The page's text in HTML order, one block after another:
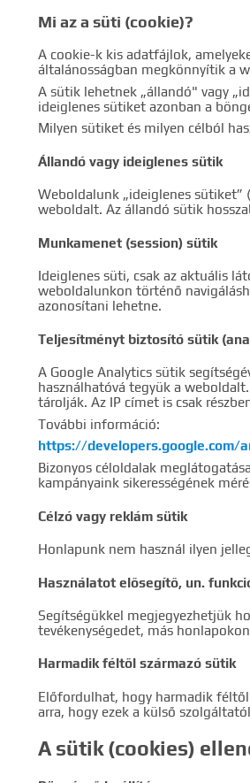
Mi az a süti (cookie)?
A cookie-k kis adatfájlok,
általánosságban megkönnyítik a
A sütik lehetnek „állandó" vagy
ideiglenes sütiket azonban a
Milyen sütiket és milyen célból
Állandó vagy ideiglenes sütik
Weboldalunk „ideiglenes sütiket”
weboldalt. Az állandó sütik
Munkamenet (session) sütik
Ideiglenes süti, csak az aktuális
weboldalunkon történő
azonosítani lehetne.
Teljesítményt biztosító sütik
A Google Analytics sütik
használhatóvá tegyük a
tárolják. Az IP címet is csak
További információ:
https://developers.google.com/
Bizonyos céloldalak
kampányaink sikerességének
Célzó vagy reklám sütik
Honlapunk nem használ ilyen
Használatot elősegítő, un.
Segítségükkel megjegyezhetjük
tevékenységedet, más
Harmadik féltől származó sütik
Előfordulhat, hogy harmadik
arra, hogy ezek a külső
A sütik (cookies)